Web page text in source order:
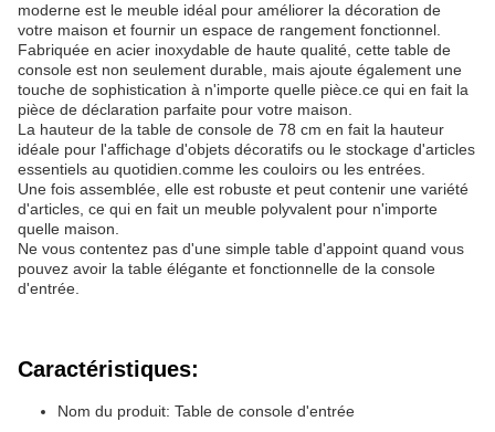
moderne est le meuble idéal pour améliorer la décoration de
votre maison et fournir un espace de rangement fonctionnel.
Fabriquée en acier inoxydable de haute qualité, cette table de
console est non seulement durable, mais ajoute également une
touche de sophistication à n'importe quelle pièce.ce qui en fait la
pièce de déclaration parfaite pour votre maison.
La hauteur de la table de console de 78 cm en fait la hauteur
idéale pour l'affichage d'objets décoratifs ou le stockage d'articles
essentiels au quotidien.comme les couloirs ou les entrées.
Une fois assemblée, elle est robuste et peut contenir une variété
d'articles, ce qui en fait un meuble polyvalent pour n'importe
quelle maison.
Ne vous contentez pas d'une simple table d'appoint quand vous
pouvez avoir la table élégante et fonctionnelle de la console
d'entrée.
Caractéristiques:
Nom du produit: Table de console d'entrée